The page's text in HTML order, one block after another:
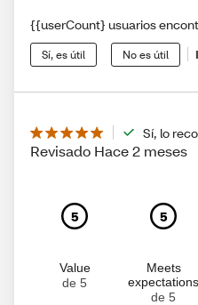
{{userCount} usuarios
Sí, es útil No es útil
Sí, lo
Revisado Hace 2 meses
5
Value
de 5
5
Meets
expectations
de 5